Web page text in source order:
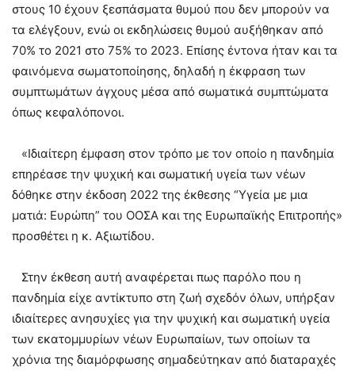
στους 10 έχουν ξεσπάσματα θυμού που δεν μπορούν να
τα ελέγξουν, ενώ οι εκδηλώσεις θυμού αυξήθηκαν από
70% το 2021 στο 75% το 2023. Επίσης έντονα ήταν και τα
φαινόμενα σωματοποίησης, δηλαδή η έκφραση των
συμπτωμάτων άγχους μέσα από σωματικά συμπτώματα
όπως κεφαλόπονοι.
«Ιδιαίτερη έμφαση στον τρόπο με τον οποίο η πανδημία
επηρέασε την ψυχική και σωματική υγεία των νέων
δόθηκε στην έκδοση 2022 της έκθεσης “Υγεία με μια
ματιά: Ευρώπη” του ΟΟΣΑ και της Ευρωπαϊκής Επιτροπής»
προσθέτει η κ. Αξιωτίδου.
Στην έκθεση αυτή αναφέρεται πως παρόλο που η
πανδημία είχε αντίκτυπο στη ζωή σχεδόν όλων, υπήρξαν
ιδιαίτερες ανησυχίες για την ψυχική και σωματική υγεία
των εκατομμυρίων νέων Ευρωπαίων, των οποίων τα
χρόνια της διαμόρφωσης σημαδεύτηκαν από διαταραχές